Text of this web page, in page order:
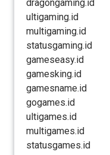
dragongaming.id
ultigaming.id
multigaming.id
statusgaming.id
gameseasy.id
gamesking.id
gamesname.id
gogames.id
ultigames.id
multigames.id
statusgames.id